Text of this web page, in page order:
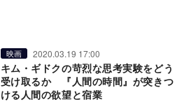
映画 2020.03.19 17:00
キム・ギドクの苛烈な思考実験をどう
受け取るか 『人間の時間』が突きつ
ける人間の欲望と宿業